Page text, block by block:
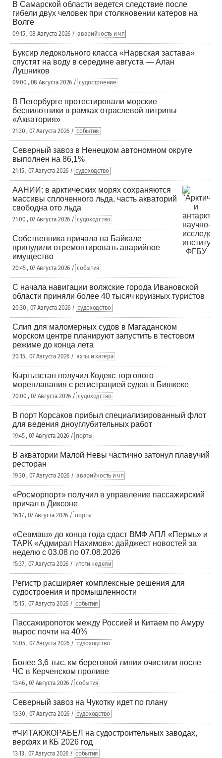
В Самарской области ведется следствие после
гибели двух человек при столкновении катеров на
Волге
09:15 , 08 Августа 2026 / аварийность и чп
Буксир ледокольного класса «Нарвская застава»
спустят на воду в середине августа — Алан
Лушников
09:00 , 08 Августа 2026 / судостроение
В Петербурге протестировали морские
беспилотники в рамках отраслевой витрины
«Акватория»
21:30 , 07 Августа 2026 / события
Северный завоз в Ненецком автономном округе
выполнен на 86,1%
21:15 , 07 Августа 2026 / судоходство
ААНИИ: в арктических морях сохраняются
массивы сплоченного льда, часть акваторий
свободна ото льда
21:00 , 07 Августа 2026 / судоходство
Собственника причала на Байкале
принудили отремонтировать аварийное
имущество
20:45 , 07 Августа 2026 / события
С начала навигации волжские города Ивановской
области приняли более 40 тысяч круизных туристов
20:30 , 07 Августа 2026 / судоходство
Слип для маломерных судов в Магаданском
морском центре планируют запустить в тестовом
режиме до конца лета
20:15 , 07 Августа 2026 / яхты и катера
Кыргызстан получил Кодекс торгового
мореплавания с регистрацией судов в Бишкеке
20:00 , 07 Августа 2026 / судоходство
В порт Корсаков прибыл специализированный флот
для ведения дноуглубительных работ
19:45 , 07 Августа 2026 / порты
В акватории Малой Невы частично затонул плавучий
ресторан
19:30 , 07 Августа 2026 / аварийность и чп
«Росморпорт» получил в управление пассажирский
причал в Диксоне
16:17 , 07 Августа 2026 / порты
«Севмаш» до конца года сдаст ВМФ АПЛ «Пермь» и
ТАРК «Адмирал Нахимов»: дайджест новостей за
неделю с 03.08 по 07.08.2026
15:37 , 07 Августа 2026 / итоги недели
Регистр расширяет комплексные решения для
судостроения и промышленности
15:15 , 07 Августа 2026 / события
Пассажиропоток между Россией и Китаем по Амуру
вырос почти на 40%
14:05 , 07 Августа 2026 / судоходство
Более 3,6 тыс. км береговой линии очистили после
ЧС в Керченском проливе
13:46 , 07 Августа 2026 / события
Северный завоз на Чукотку идет по плану
13:30 , 07 Августа 2026 / судоходство
#ЧИТАЮКОРАБЕЛ на судостроительных заводах,
верфях и КБ 2026 год
13:13 , 07 Августа 2026 / события